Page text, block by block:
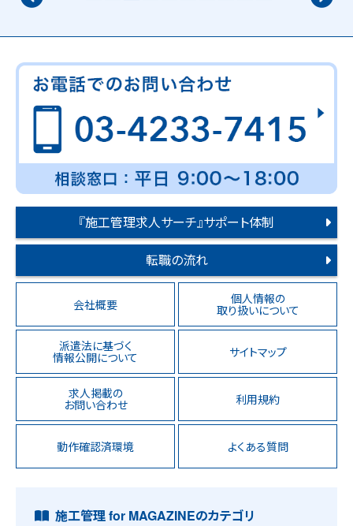
『施工管理求人サーチ』サポート体制
転職の流れ
会社概要 個人情報の
取り扱いについて
派遣法に基づく
情報公開について サイトマップ
求人掲載の
お問い合わせ 利用規約
動作確認済環境 よくある質問
施工管理 for MAGAZINEのカテゴリ